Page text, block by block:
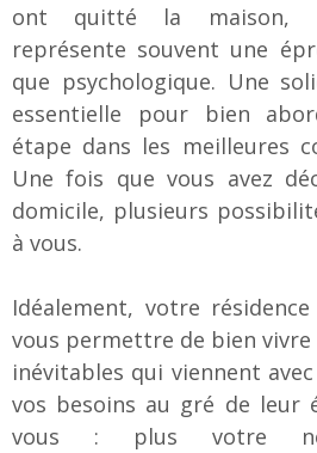
ont quitté la maison,
représente souvent une
que psychologique. Une
essentielle pour bien
étape dans les meilleures
Une fois que vous avez
domicile, plusieurs
à vous.
Idéalement, votre
vous permettre de bien
inévitables qui viennent
vos besoins au gré de leur
vous : plus votre